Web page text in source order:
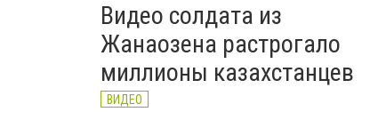
Видео солдата из
Жанаозена растрогало
миллионы казахстанцев
ВИДЕО